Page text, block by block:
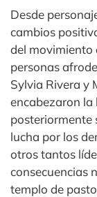
Desde
cambios
del movimiento
personas
Sylvia Rivera y
encabezaron la
posteriormente
lucha por los
otros tantos
consecuencias
templo de